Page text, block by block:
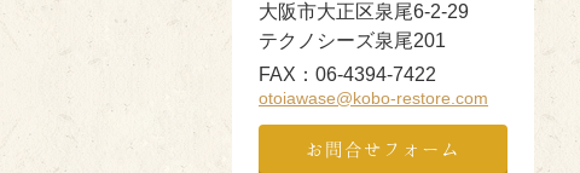
大阪市大正区泉尾6-2-29
テクノシーズ泉尾201
FAX： 06-4394-7422
otoiawase@kobo-restore.com
お問合せフォーム